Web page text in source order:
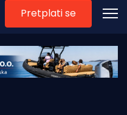
Pretplati se